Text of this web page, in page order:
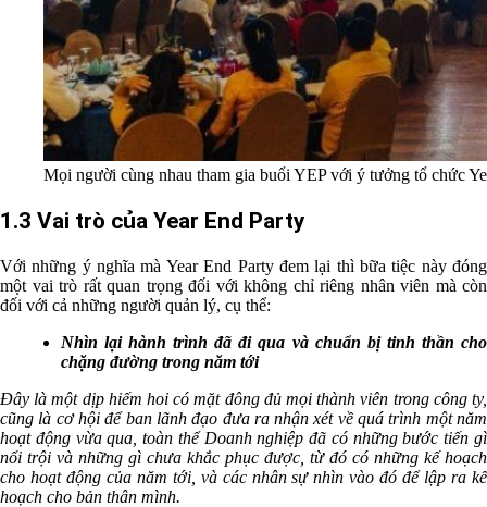
Mọi người cùng nhau tham gia buổi YEP với ý tưởng tổ chức
1.3 Vai trò của Year End Party
Với những ý nghĩa mà Year End Party đem lại thì bữa tiệc này đóng
một vai trò rất quan trọng đối với không chỉ riêng nhân viên mà còn
đối với cả những người quản lý, cụ thể:
Nhìn lại hành trình đã đi qua và chuẩn bị tinh thần cho
chặng đường trong năm tới
Đây là một dịp hiếm hoi có mặt đông đủ mọi thành viên trong công ty,
cũng là cơ hội để ban lãnh đạo đưa ra nhận xét về quá trình một năm
hoạt động vừa qua, toàn thể Doanh nghiệp đã có những bước tiến gì
nổi trội và những gì chưa khắc phục được, từ đó có những kế hoạch
cho hoạt động của năm tới, và các nhân sự nhìn vào đó để lập ra kế
hoạch cho bản thân mình.